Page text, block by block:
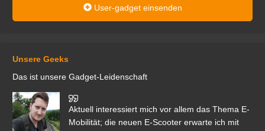
User-gadget einsenden
Unsere Geeks
Das ist unsere Gadget-Leidenschaft
Aktuell interessiert mich vor allem das Thema E-
Mobilität; die neuen E-Scooter erwarte ich mit